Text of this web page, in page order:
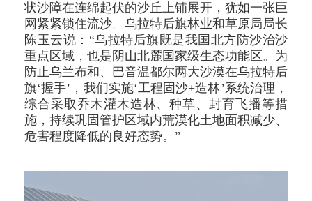
状沙障在连绵起伏的沙丘上铺展开，犹如一张巨
网紧紧锁住流沙。乌拉特后旗林业和草原局局长
陈玉云说：“乌拉特后旗既是我国北方防沙治沙
重点区域，也是阴山北麓国家级生态功能区。为
防止乌兰布和、巴音温都尔两大沙漠在乌拉特后
旗‘握手’，我们实施‘工程固沙+造林’系统治理，
综合采取乔木灌木造林、种草、封育飞播等措
施，持续巩固管护区域内荒漠化土地面积减少、
危害程度降低的良好态势。”